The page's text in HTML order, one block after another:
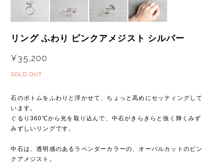
リング ふわり ピンクアメジスト シルバー
¥35,200
SOLD OUT
石のボトムをふわりと浮かせて、ちょっと高めにセッティングして
います。
ぐるり360℃から光を取り込んで、中石がきらきらと強く輝くみず
みずしいリングです。
中石は、透明感のあるラベンダーカラーの、オーバルカットのピン
クアメジスト。